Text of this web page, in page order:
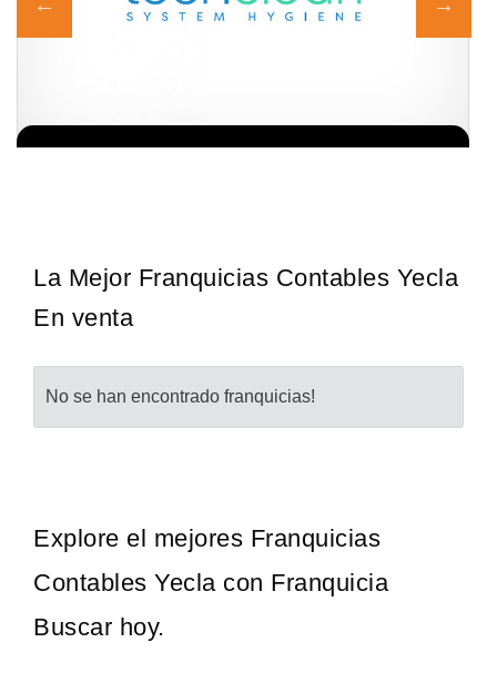
La Mejor Franquicias Contables Yecla
En venta
No se han encontrado franquicias!
Explore el mejores Franquicias
Contables Yecla con Franquicia
Buscar hoy.